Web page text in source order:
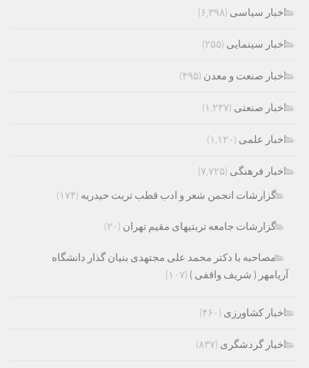
اخبار سیاسی (۶,۳۹۸)
اخبار سینمایی (۲۵۵)
اخبار صنعت و معدن (۴۹۵)
اخبار صنعتی (۱,۲۳۷)
اخبار علمی (۱,۱۲۰)
اخبار فرهنگی (۷,۷۲۵)
گزارشات انجمن شعر و ادب قطب تربت حیدریه (۱۷۴)
گزارشات جامعه تربتیهای مقیم تهران (۲۰)
مصاحبه با دکتر محمد علی مجتهدی بنیان گذار دانشگاه
آریامهر ( شریف واقفی ) (۱۰۷)
اخبار کشاورزی (۴۶۰)
اخبار گردشگری (۸۳۷)